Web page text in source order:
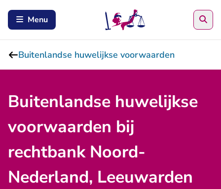
Menu
Buitenlandse huwelijkse voorwaarden
Buitenlandse huwelijkse
voorwaarden bij
rechtbank Noord-
Nederland, Leeuwarden